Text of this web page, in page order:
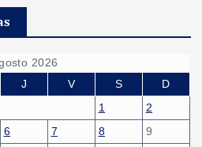
2026
J V S
D
1
2
6 7 8
9